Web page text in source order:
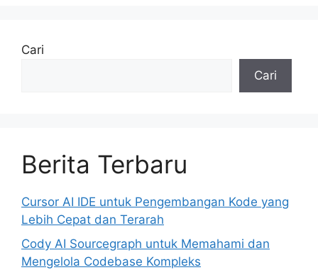
Cari
Cari
Berita Terbaru
Cursor AI IDE untuk Pengembangan Kode yang
Lebih Cepat dan Terarah
Cody AI Sourcegraph untuk Memahami dan
Mengelola Codebase Kompleks